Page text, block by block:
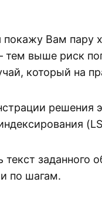
покажу Вам
выше риск
который на
решения
по шагам.